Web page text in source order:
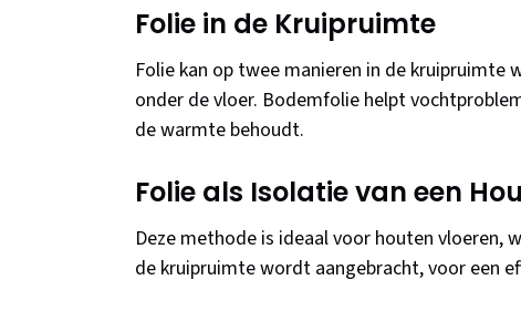
Folie in de Kruipruimte
Folie kan op twee manieren in de
onder de vloer. Bodemfolie helpt
de warmte behoudt.
Folie als Isolatie van een
Deze methode is ideaal voor houten vloeren,
de kruipruimte wordt aangebracht, voor een